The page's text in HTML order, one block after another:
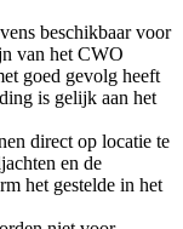
beschikbaar voor
van het CWO
goed gevolg heeft
is gelijk aan het
direct op locatie te
en de
het gestelde in het